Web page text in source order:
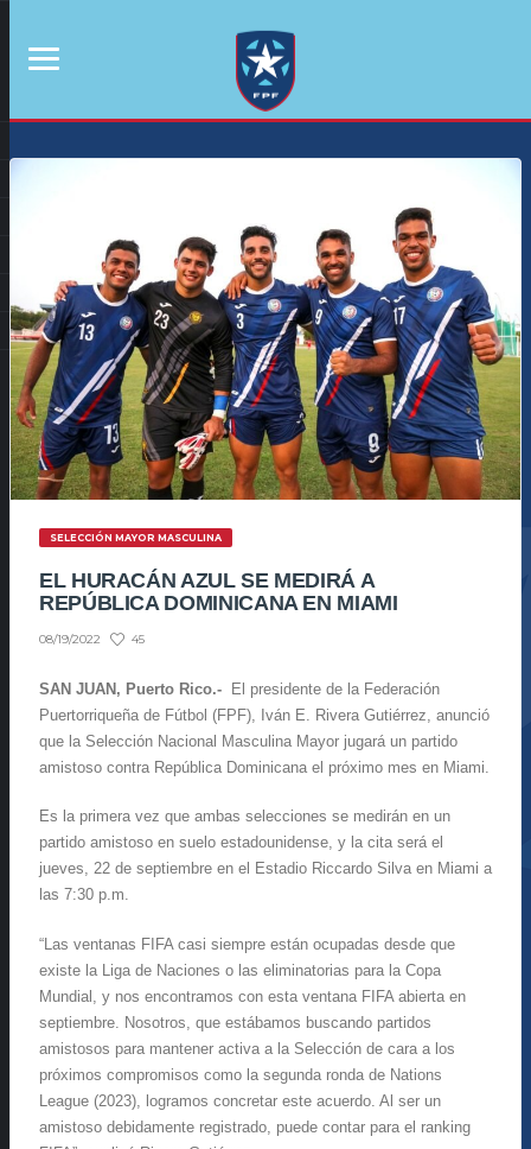
SELECCIÓN MAYOR MASCULINA
EL HURACÁN AZUL SE MEDIRÁ A
REPÚBLICA DOMINICANA EN MIAMI
08/19/2022 45
SAN JUAN, Puerto Rico.- El presidente de la Federación
Puertorriqueña de Fútbol (FPF), Iván E. Rivera Gutiérrez, anunció
que la Selección Nacional Masculina Mayor jugará un partido
amistoso contra República Dominicana el próximo mes en Miami.
Es la primera vez que ambas selecciones se medirán en un
partido amistoso en suelo estadounidense, y la cita será el
jueves, 22 de septiembre en el Estadio Riccardo Silva en Miami a
las 7:30 p.m.
“Las ventanas FIFA casi siempre están ocupadas desde que
existe la Liga de Naciones o las eliminatorias para la Copa
Mundial, y nos encontramos con esta ventana FIFA abierta en
septiembre. Nosotros, que estábamos buscando partidos
amistosos para mantener activa a la Selección de cara a los
próximos compromisos como la segunda ronda de Nations
League (2023), logramos concretar este acuerdo. Al ser un
amistoso debidamente registrado, puede contar para el ranking